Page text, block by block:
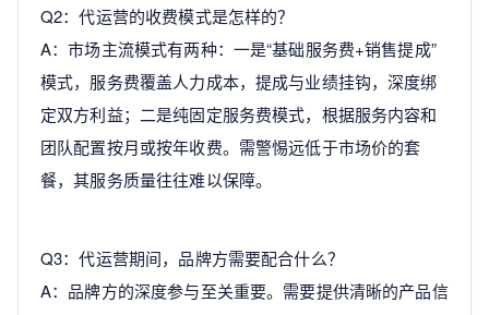
Q2：代运营的收费模式是怎样的？
A：市场主流模式有两种：一是“基础服务费+销售提成”
模式，服务费覆盖人力成本，提成与业绩挂钩，深度绑
定双方利益；二是纯固定服务费模式，根据服务内容和
团队配置按月或按年收费。需警惕远低于市场价的套
餐，其服务质量往往难以保障。
Q3：代运营期间，品牌方需要配合什么？
A：品牌方的深度参与至关重要。需要提供清晰的产品信